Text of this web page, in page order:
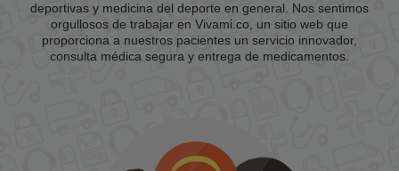
deportivas y medicina del deporte en general. Nos sentimos
orgullosos de trabajar en Vivami.co, un sitio web que
proporciona a nuestros pacientes un servicio innovador,
consulta médica segura y entrega de medicamentos.